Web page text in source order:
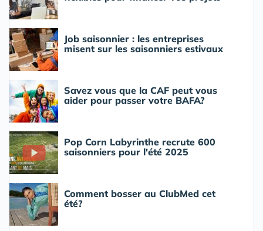
Job saisonnier : les entreprises
misent sur les saisonniers estivaux
Savez vous que la CAF peut vous
aider pour passer votre BAFA?
Pop Corn Labyrinthe recrute 600
saisonniers pour l'été 2025
Comment bosser au ClubMed cet
été?